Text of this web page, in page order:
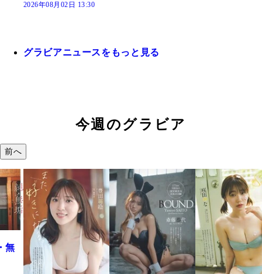
2026年08月02日 13:30
グラビアニュースをもっと見る
今週のグラビア
前へ